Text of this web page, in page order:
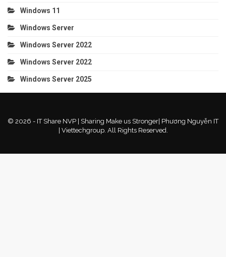
Windows 11
Windows Server
Windows Server 2022
Windows Server 2022
Windows Server 2025
© 2026 - IT Share NVP | Sharing Make us Stronger| Phương Nguyễn IT
| Viettechgroup. All Rights Reserved.